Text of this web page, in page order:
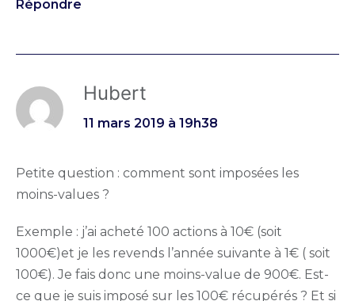
Répondre
Hubert
11 mars 2019 à 19h38
Petite question : comment sont imposées les
moins-values ?
Exemple : j’ai acheté 100 actions à 10€ (soit
1000€)et je les revends l’année suivante à 1€ ( soit
100€). Je fais donc une moins-value de 900€. Est-
ce que je suis imposé sur les 100€ récupérés ? Et si